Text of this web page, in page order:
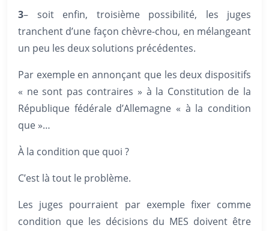
3– soit enfin, troisième possibilité, les juges
tranchent d’une façon chèvre-chou, en mélangeant
un peu les deux solutions précédentes.
Par exemple en annonçant que les deux dispositifs
« ne sont pas contraires » à la Constitution de la
République fédérale d’Allemagne « à la condition
que »…
À la condition que quoi ?
C’est là tout le problème.
Les juges pourraient par exemple fixer comme
condition que les décisions du MES doivent être